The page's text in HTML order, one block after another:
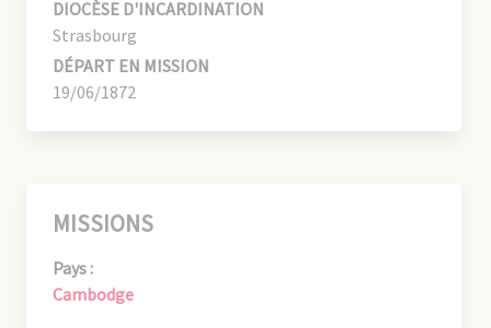
DIOCÈSE D'INCARDINATION
Strasbourg
DÉPART EN MISSION
19/06/1872
MISSIONS
Pays :
Cambodge